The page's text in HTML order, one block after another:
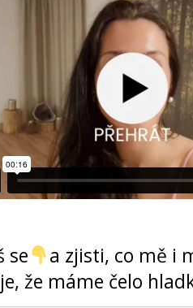
se
a zjisti, co mě i
že máme čelo